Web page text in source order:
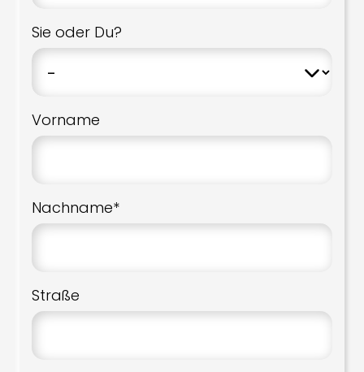
Sie oder Du?
Vorname
Nachname*
Straße